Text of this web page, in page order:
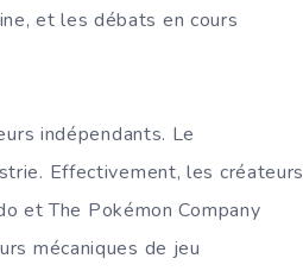
et les débats en cours
indépendants. Le
Effectivement, les créateurs
et The Pokémon Company
mécaniques de jeu